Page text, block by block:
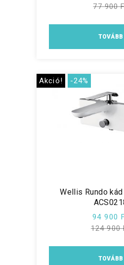
77 900
TOVÁBB
Akció! -24%
Wellis Rundo
94 900
124 900
TOVÁBB